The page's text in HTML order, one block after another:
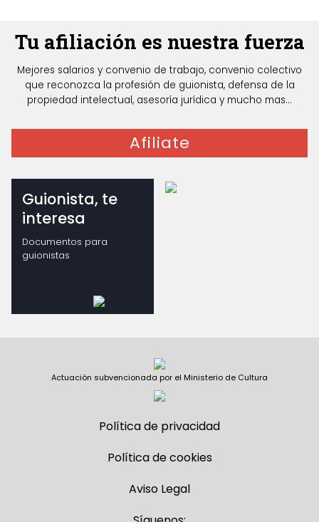
Tu afiliación es nuestra fuerza
Mejores salarios y convenio de trabajo, convenio colectivo
que reconozca la profesión de guionista, defensa de la
propiedad intelectual, asesoría jurídica y mucho mas...
Afiliate
Guionista, te
interesa
Documentos para
guionistas
Actuación subvencionada por el Ministerio de Cultura
Política de privacidad
Política de cookies
Aviso Legal